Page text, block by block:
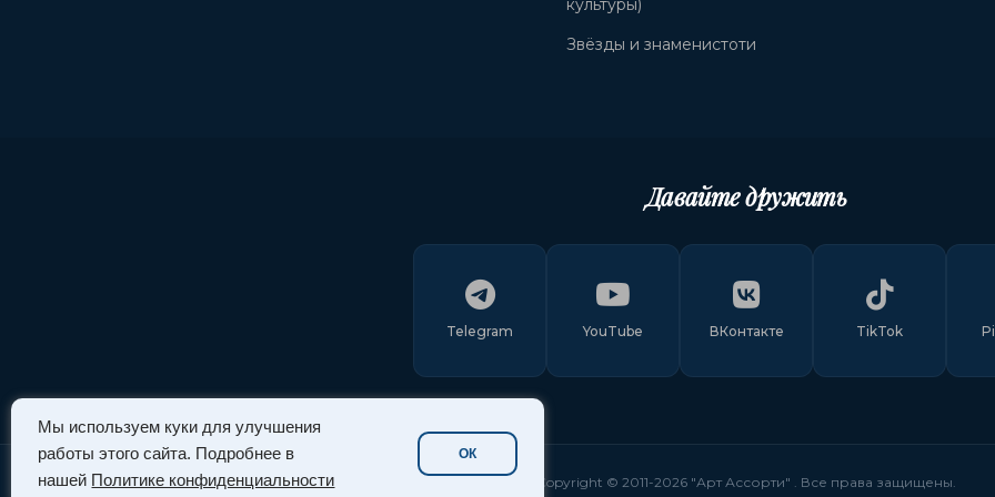
Мы используем куки для улучшения
работы этого сайта. Подробнее в
нашей Политике конфиденциальности
ОК
культуры)
Звёзды и знаменистоти
Давайте дружить
Telegram YouTube ВКонтакте TikTok
Copyright © 2011-2026 "Арт Ассорти" . Все права защищены.